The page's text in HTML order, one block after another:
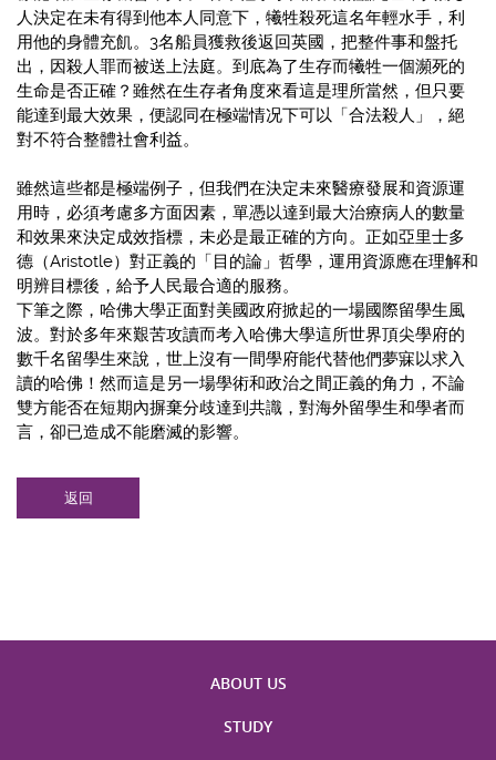
人決定在未有得到他本人同意下，犧牲殺死這名年輕水手，利
用他的身體充飢。3名船員獲救後返回英國，把整件事和盤托
出，因殺人罪而被送上法庭。到底為了生存而犧牲一個瀕死的
生命是否正確？雖然在生存者角度來看這是理所當然，但只要
能達到最大效果，便認同在極端情况下可以「合法殺人」，絕
對不符合整體社會利益。
雖然這些都是極端例子，但我們在決定未來醫療發展和資源運
用時，必須考慮多方面因素，單憑以達到最大治療病人的數量
和效果來決定成效指標，未必是最正確的方向。正如亞里士多
德（Aristotle）對正義的「目的論」哲學，運用資源應在理解和
明辨目標後，給予人民最合適的服務。
下筆之際，哈佛大學正面對美國政府掀起的一場國際留學生風
波。對於多年來艱苦攻讀而考入哈佛大學這所世界頂尖學府的
數千名留學生來說，世上沒有一間學府能代替他們夢寐以求入
讀的哈佛！然而這是另一場學術和政治之間正義的角力，不論
雙方能否在短期內摒棄分歧達到共識，對海外留學生和學者而
言，卻已造成不能磨滅的影響。
返回
ABOUT US
STUDY